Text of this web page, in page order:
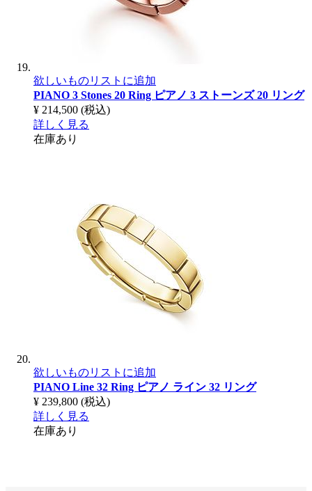
欲しいものリストに追加
PIANO 3 Stones 20 Ring ピアノ 3 ストーンズ 20 リング
¥ 214,500 (税込)
詳しく見る
在庫あり
欲しいものリストに追加
PIANO Line 32 Ring ピアノ ライン 32 リング
¥ 239,800 (税込)
詳しく見る
在庫あり